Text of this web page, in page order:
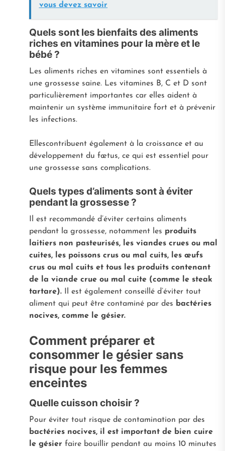
vous devez savoir
Quels sont les bienfaits des aliments
riches en vitamines pour la mère et le
bébé ?
Les aliments riches en vitamines sont essentiels à
une grossesse saine. Les vitamines B, C et D sont
particulièrement importantes car elles aident à
maintenir un système immunitaire fort et à prévenir
les infections.
Ellescontribuent également à la croissance et au
développement du fœtus, ce qui est essentiel pour
une grossesse sans complications.
Quels types d’aliments sont à éviter
pendant la grossesse ?
Il est recommandé d’éviter certains aliments
pendant la grossesse, notamment les produits
laitiers non pasteurisés, les viandes crues ou mal
cuites, les poissons crus ou mal cuits, les œufs
crus ou mal cuits et tous les produits contenant
de la viande crue ou mal cuite (comme le steak
tartare).Il est également conseillé d’éviter tout
aliment qui peut être contaminé par des bactéries
nocives, comme le gésier.
Comment préparer et
consommer le gésier sans
risque pour les femmes
enceintes
Quelle cuisson choisir ?
Pour éviter tout risque de contamination par des
bactéries nocives, il est important de bien cuire
le gésier faire bouillir pendant au moins 10 minutes